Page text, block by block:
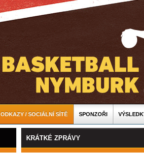
ODKAZY / SOCIÁLNÍ SÍTĚ SPONZOŘI
KRÁTKÉ ZPRÁVY